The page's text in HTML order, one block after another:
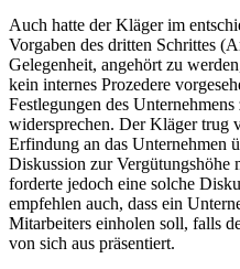
Auch hatte der Kläger im
Vorgaben des dritten Schrittes
Gelegenheit, angehört zu
kein internes Prozedere
Festlegungen des
widersprechen. Der Kläger trug
Erfindung an das Unternehmen
Diskussion zur Vergütungshöhe
forderte jedoch eine solche
empfehlen auch, dass ein
Mitarbeiters einholen soll, falls
von sich aus präsentiert.